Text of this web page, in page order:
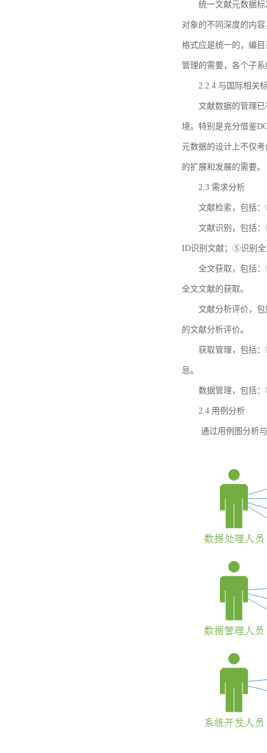
统一文献元数据
对象的不同深度的内
格式应是统一的，编
管理的需要，各个子
2.2.4 与国际相关
文献数据的管理
境。特别是充分借鉴
元数据的设计上不仅
的扩展和发展的需要。
2.3 需求分析
文献检索，包括
文献识别，包括
ID识别文献；⑤识别全
全文获取，包括
全文文献的获取。
文献分析评价，
的文献分析评价。
获取管理，包括
息。
数据管理，包括
2.4 用例分析
通过用例图分析